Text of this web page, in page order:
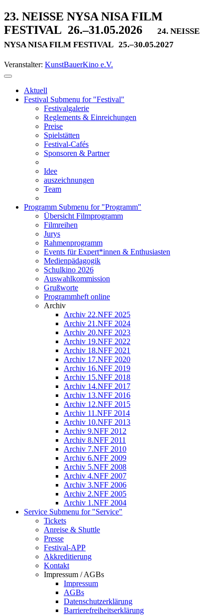
23. NEISSE NYSA NISA FILM
FESTIVAL 26.–31.05.2026
24. NEISSE
NYSA NISA FILM FESTIVAL 25.–30.05.2027
Veranstalter: KunstBauerKino e.V.
Aktuell
Festival Submenu for "Festival"
Festivalgalerie
Reglements & Einreichungen
Preise
Spielstätten
Festival-Cafés
Sponsoren & Partner
Idee
auszeichnungen
Team
Programm Submenu for "Programm"
Übersicht Filmprogramm
Filmreihen
Jurys
Rahmenprogramm
Events für Expert*innen & Enthusiasten
Medienpädagogik
Schulkino 2026
Auswahlkommission
Grußworte
Programmheft online
Archiv
Archiv 22.NFF 2025
Archiv 21.NFF 2024
Archiv 20.NFF 2023
Archiv 19.NFF 2022
Archiv 18.NFF 2021
Archiv 17.NFF 2020
Archiv 16.NFF 2019
Archiv 15.NFF 2018
Archiv 14.NFF 2017
Archiv 13.NFF 2016
Archiv 12.NFF 2015
Archiv 11.NFF 2014
Archiv 10.NFF 2013
Archiv 9.NFF 2012
Archiv 8.NFF 2011
Archiv 7.NFF 2010
Archiv 6.NFF 2009
Archiv 5.NFF 2008
Archiv 4.NFF 2007
Archiv 3.NFF 2006
Archiv 2.NFF 2005
Archiv 1.NFF 2004
Service Submenu for "Service"
Tickets
Anreise & Shuttle
Presse
Festival-APP
Akkreditierung
Kontakt
Impressum / AGBs
Impressum
AGBs
Datenschutzerklärung
Barrierefreiheitserklärung